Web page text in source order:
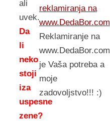
ali
uvek.
Da
li
neko
stoji
iza
uspesne
zene?
reklamiranja na
www.DedaBor.com
Reklamiranje na
www.DedaBor.com
je Vaša potreba a
moje
zadovoljstvo!!! :)